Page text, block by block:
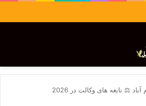
⚖️ نابغه های وکالت در 2026